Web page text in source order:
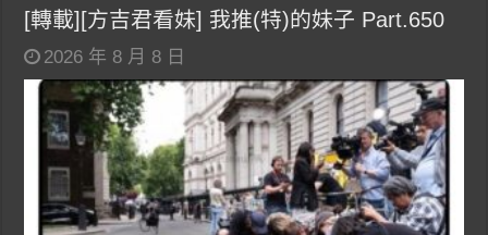
[轉載][方吉君看妹] 我推(特)的妹子 Part.650
2026 年 8 月 8 日